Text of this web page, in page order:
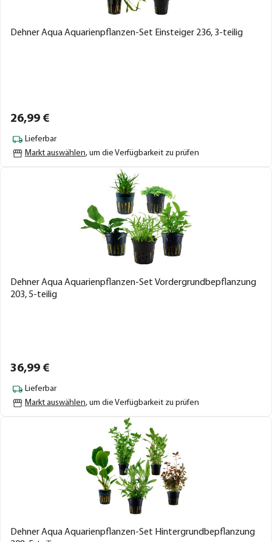
Dehner Aqua Aquarienpflanzen-Set Einsteiger 236, 3-teilig
26,99 €
Lieferbar
Markt auswählen, um die Verfügbarkeit zu prüfen
Dehner Aqua Aquarienpflanzen-Set Vordergrundbepflanzung
203, 5-teilig
36,99 €
Lieferbar
Markt auswählen, um die Verfügbarkeit zu prüfen
Dehner Aqua Aquarienpflanzen-Set Hintergrundbepflanzung